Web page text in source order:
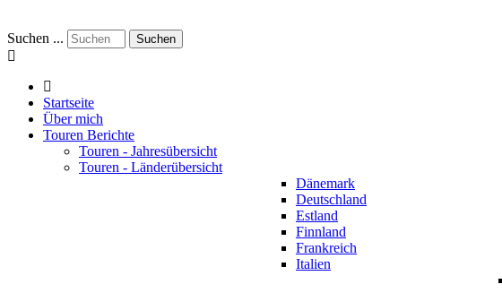
Suchen ... Suchen
Startseite
Über mich
Touren Berichte
Touren - Jahresübersicht
Touren - Länderübersicht
Dänemark
Deutschland
Estland
Finnland
Frankreich
Italien